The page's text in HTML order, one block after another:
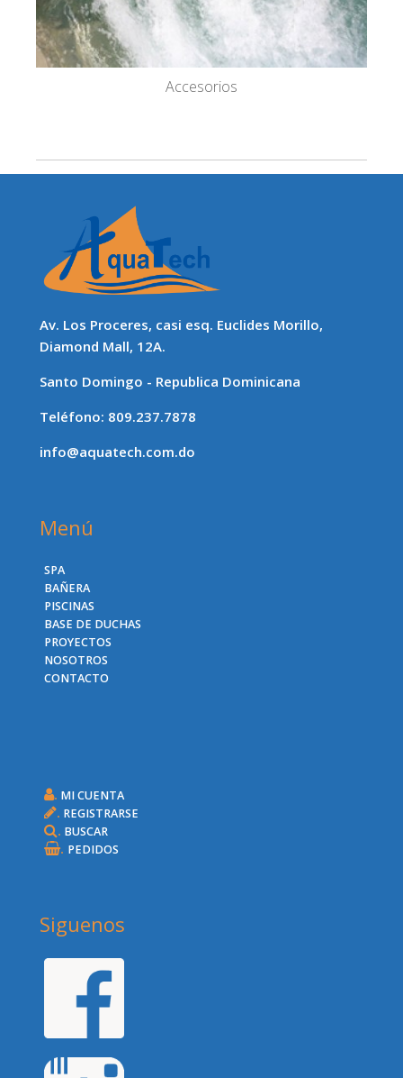
Accesorios
Av. Los Proceres, casi esq. Euclides Morillo,
Diamond Mall, 12A.
Santo Domingo - Republica Dominicana
Teléfono: 809.237.7878
info@aquatech.com.do
Menú
SPA
BAÑERA
PISCINAS
BASE DE DUCHAS
PROYECTOS
NOSOTROS
CONTACTO
. MI CUENTA
. REGISTRARSE
. BUSCAR
. PEDIDOS
Siguenos